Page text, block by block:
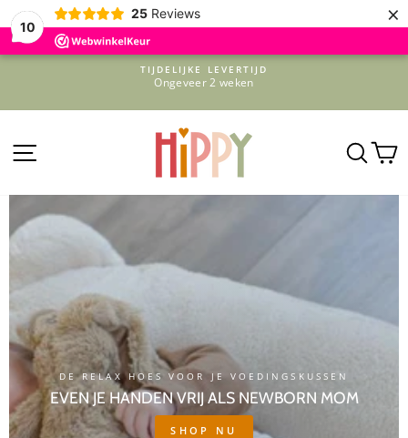
10
25 Reviews ×
Doorgaan
Pause
slideshow
TIJDELIJKE LEVERTIJD
Ongeveer 2 weken
HIPPYKIDS
DE RELAX HOES VOOR JE VOEDINGSKUSSEN
EVEN JE HANDEN VRIJ ALS NEWBORN MOM
SHOP NU